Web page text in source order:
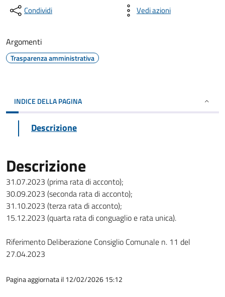
Condividi Vedi azioni
Argomenti
Trasparenza amministrativa
INDICE DELLA PAGINA
Descrizione
Descrizione
31.07.2023 (prima rata di acconto);
30.09.2023 (seconda rata di acconto);
31.10.2023 (terza rata di acconto);
15.12.2023 (quarta rata di conguaglio e rata unica).
Riferimento Deliberazione Consiglio Comunale n. 11 del
27.04.2023
Pagina aggiornata il 12/02/2026 15:12